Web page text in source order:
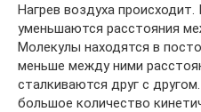
Нагрев воздуха
уменьшаются расстояния
Молекулы находятся в
меньше между ними
сталкиваются друг с
большое количество